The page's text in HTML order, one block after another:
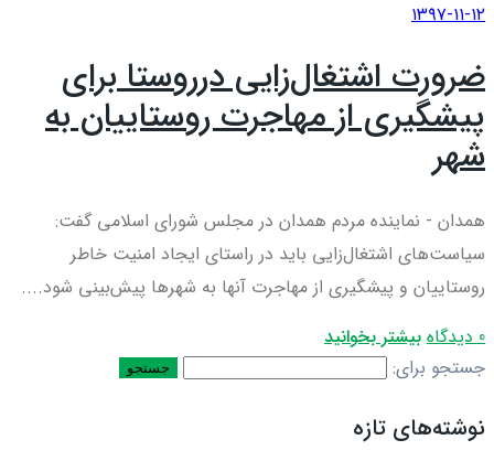
۱۳۹۷-۱۱-۱۲
ضرورت اشتغال‌زایی درروستا برای
پیشگیری از مهاجرت روستاییان به
شهر
همدان - نماینده مردم همدان در مجلس شورای اسلامی گفت:
سیاست‌های اشتغال‌زایی باید در راستای ایجاد امنیت خاطر
روستاییان و پیشگیری از مهاجرت آنها به شهرها پیش‌بینی شود....
0 دیدگاه
بیشتر بخوانید
جستجو برای:
نوشته‌های تازه